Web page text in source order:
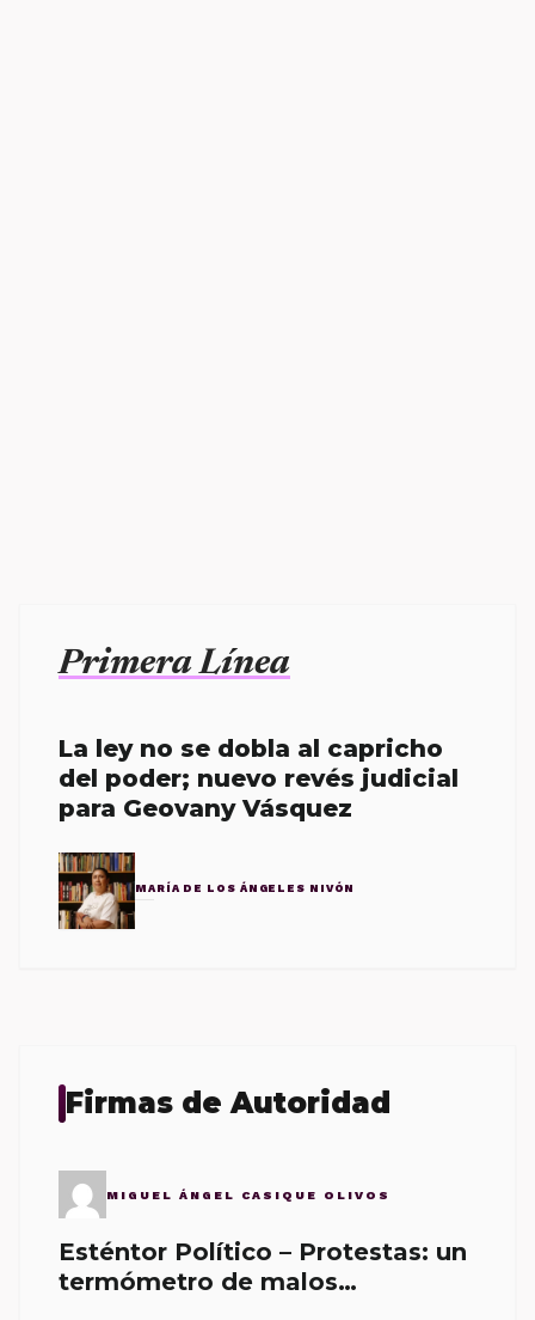
Primera Línea
La ley no se dobla al capricho
del poder; nuevo revés judicial
para Geovany Vásquez
MARÍA DE LOS ÁNGELES NIVÓN
Firmas de Autoridad
MIGUEL ÁNGEL CASIQUE OLIVOS
Esténtor Político – Protestas: un
termómetro de malos